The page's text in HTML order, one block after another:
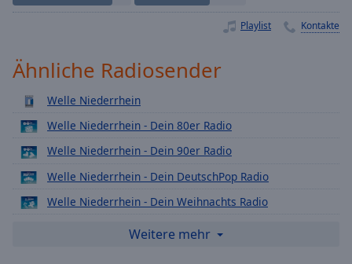
1x
Chapters
Chapters
Descriptions
descriptions
off,
selected
Playlist Kontakte
Ähnliche Radiosender
Welle Niederrhein
Welle Niederrhein - Dein 80er Radio
Welle Niederrhein - Dein 90er Radio
Welle Niederrhein - Dein DeutschPop Radio
Welle Niederrhein - Dein Weihnachts Radio
Welle Niederrhein - Dein Lounge Radio
Weitere mehr